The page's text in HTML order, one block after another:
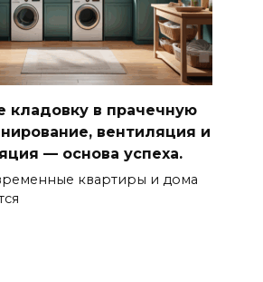
кладовку в прачечную
вентиляция и
— основа успеха.
квартиры и дома